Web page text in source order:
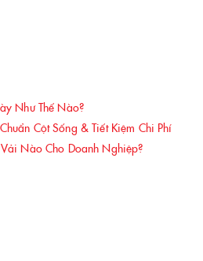
Như Thế Nào?
Cột Sống & Tiết Kiệm Chi Phí
Nào Cho Doanh Nghiệp?